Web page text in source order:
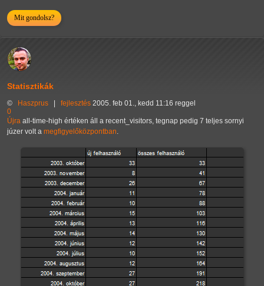
Mit gondolsz?
Statisztikák
© Haszprus fejlesztés 2005. feb 01., kedd 11:16 reggel
0
Újra all-time-high értéken áll a recent_visitors, tegnap pedig 7 teljes sornyi
júzer volt a megfigyelőközpontban.